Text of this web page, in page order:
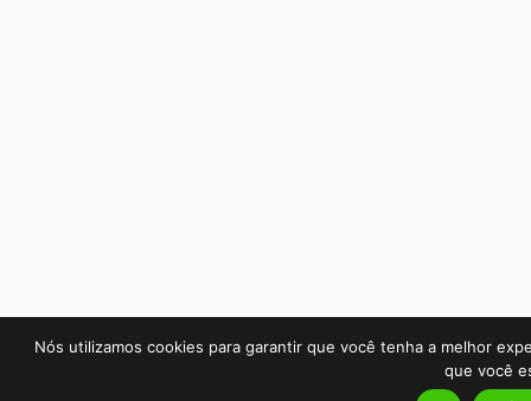
Nós utilizamos cookies para garantir que você tenha a melhor
que você